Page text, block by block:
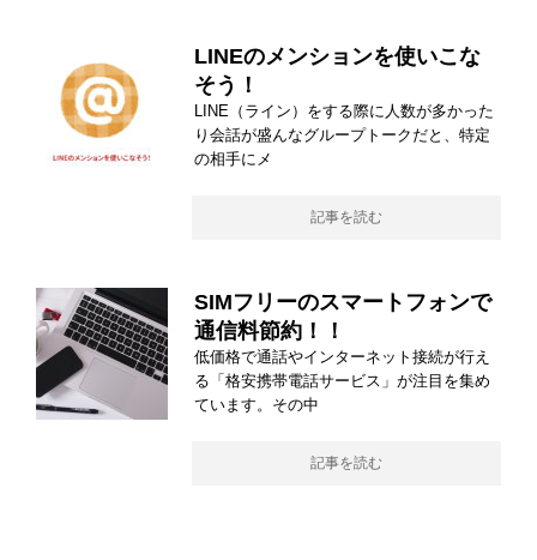
LINEのメンションを使いこな
そう！
LINE（ライン）をする際に人数が多かった
り会話が盛んなグループトークだと、特定
の相手にメ
記事を読む
SIMフリーのスマートフォンで
通信料節約！！
低価格で通話やインターネット接続が行え
る「格安携帯電話サービス」が注目を集め
ています。その中
記事を読む